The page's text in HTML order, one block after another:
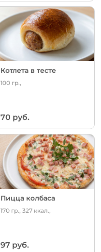
Котлета в тесте
100 гр.,
70 руб.
Пицца колбаса
170 гр., 327 ккал.,
97 руб.